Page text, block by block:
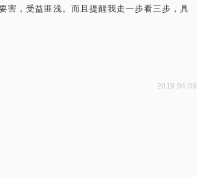
害，受益匪浅。而且提醒我走一步看三步，具
2019.04.09